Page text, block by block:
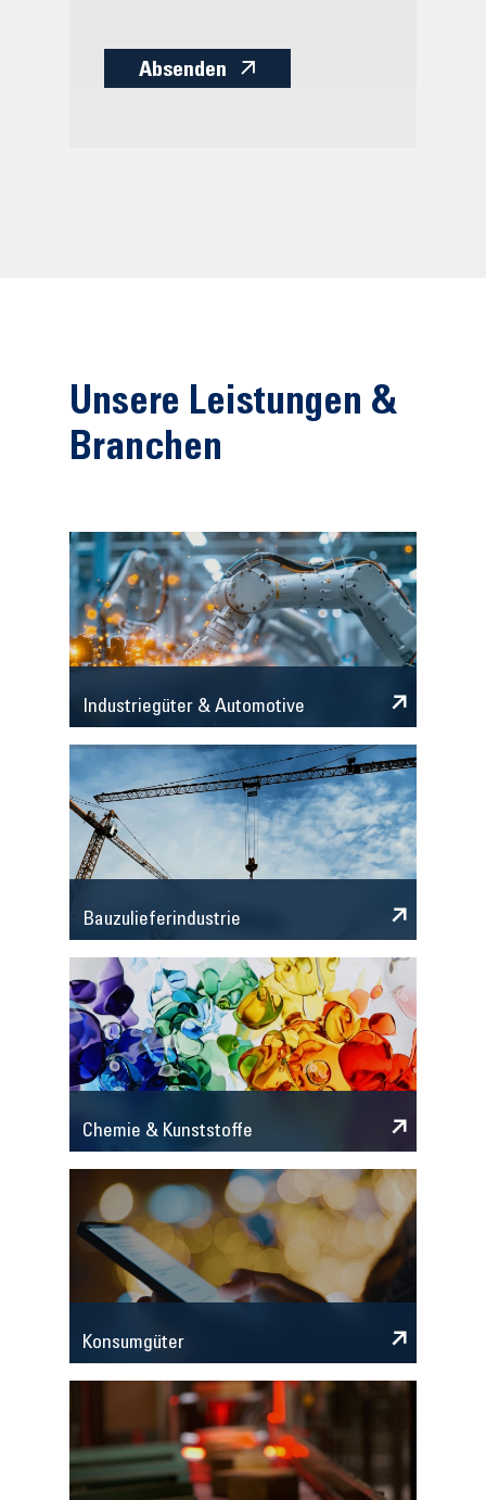
Absenden
Unsere Leistungen &
Branchen
Industriegüter & Automotive
Bauzulieferindustrie
Chemie & Kunststoffe
Konsumgüter